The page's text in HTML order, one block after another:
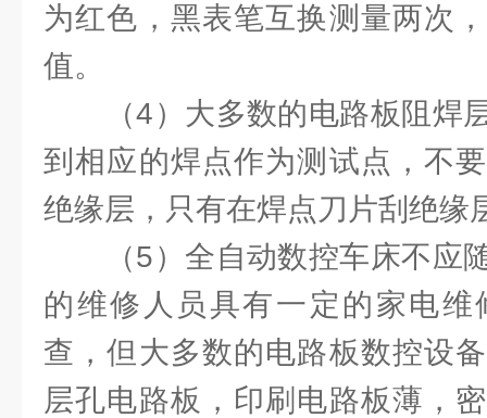
为红色，黑表笔互换测量两次
值。
（4）大多数的电路板阻焊
到相应的焊点作为测试点，不
绝缘层，只有在焊点刀片刮绝缘
（5）全自动数控车床不应
的维修人员具有一定的家电
查，但大多数的电路板数控设
层孔电路板，印刷电路板薄，